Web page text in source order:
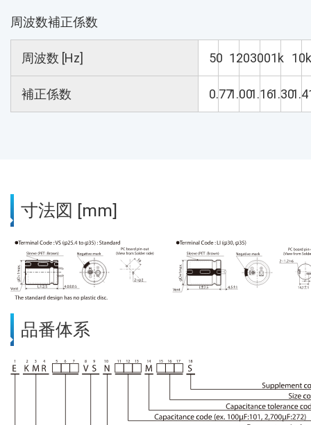
周波数補正係数
周波数 [Hz] 50 1203001k 10k
補正係数 0.771.001.161.30
寸法図 [mm]
品番体系